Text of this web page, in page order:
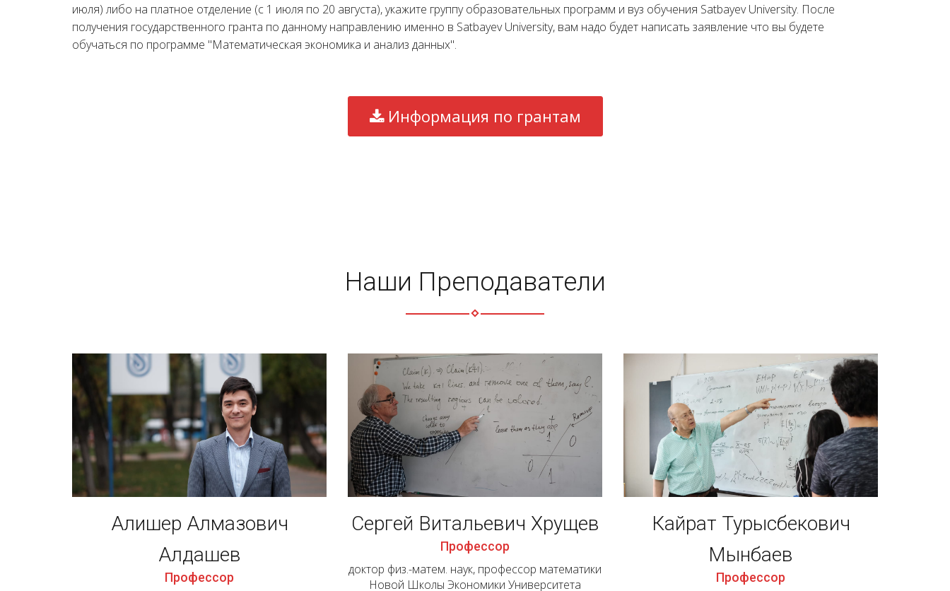
июля) либо на платное отделение (с 1 июля по 20 августа), укажите группу образовательных программ и вуз обучения Satbayev University. После
получения государственного гранта по данному направлению именно в Satbayev University, вам надо будет написать заявление что вы будете
обучаться по программе "Математическая экономика и анализ данных".
Информация по грантам
Наши Преподаватели
Алишер Алмазович
Алдашев
Профессор
Сергей Витальевич Хрущев
Профессор
доктор физ.-матем. наук, профессор математики
Новой Школы Экономики Университета
Кайрат Турысбекович
Мынбаев
Профессор